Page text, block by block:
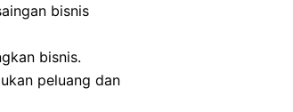
bisnis
bisnis.
peluang dan